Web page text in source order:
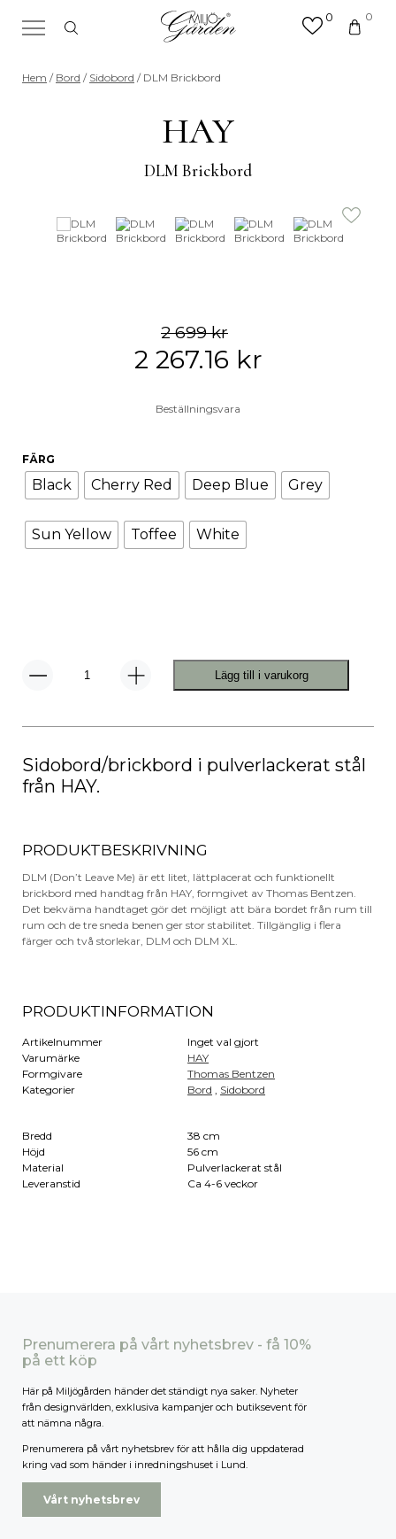
0 0
Sök efter valfri produkt eller
kategori
Hem / Bord / Sidobord / DLM Brickbord
HAY
DLM Brickbord
2 699kr
2 267.16 kr
Beställningsvara
FÄRG
Black Cherry Red Deep Blue Grey
Sun Yellow Toffee White
DLM
Lägg till i varukorg
Sidobord/brickbord i pulverlackerat stål
från HAY.
PRODUKTBESKRIVNING
DLM (Don’t Leave Me) är ett litet, lättplacerat och funktionellt
brickbord med handtag från HAY, formgivet av Thomas Bentzen.
Det bekväma handtaget gör det möjligt att bära bordet från rum till
rum och de tre sneda benen ger stor stabilitet. Tillgänglig i flera
färger och två storlekar, DLM och DLM XL.
PRODUKTINFORMATION
Artikelnummer
Inget val gjort
Varumärke
HAY
Formgivare
Thomas Bentzen
Kategorier
Bord Sidobord
Bredd
38 cm
Höjd
56 cm
Material
Pulverlackerat stål
Leveranstid
Ca 4-6 veckor
Prenumerera på vårt nyhetsbrev - få 10%
på ett köp
Här på Miljögården händer det ständigt nya saker. Nyheter
från designvärlden, exklusiva kampanjer och butiksevent för
att nämna några.
Prenumerera på vårt nyhetsbrev för att hålla dig uppdaterad
kring vad som händer i inredningshuset i Lund.
Vårt nyhetsbrev